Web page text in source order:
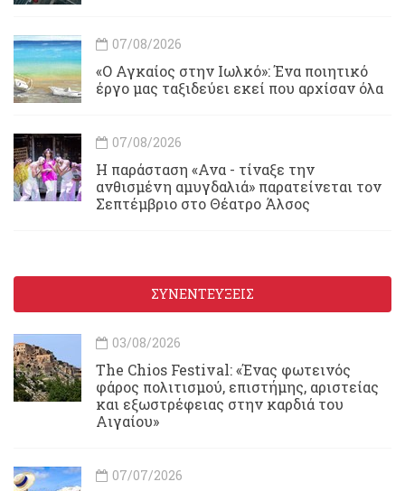
07/08/2026
«Ο Αγκαίος στην Ιωλκό»: Ένα ποιητικό
έργο μας ταξιδεύει εκεί που αρχίσαν όλα
07/08/2026
Η παράσταση «Ανα - τίναξε την
ανθισμένη αμυγδαλιά» παρατείνεται τον
Σεπτέμβριο στο Θέατρο Άλσος
ΣΥΝΕΝΤΕΥΞΕΙΣ
03/08/2026
Τhe Chios Festival: «Ένας φωτεινός
φάρος πολιτισμού, επιστήμης, αριστείας
και εξωστρέφειας στην καρδιά του
Αιγαίου»
07/07/2026